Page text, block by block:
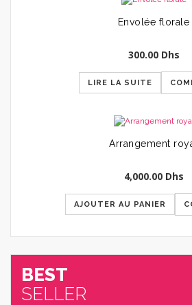
Envolée florale
300.00 Dhs
LIRE LA SUITE
Arrangement
4,000.00 Dhs
AJOUTER AU PANIER
BEST
SELLER